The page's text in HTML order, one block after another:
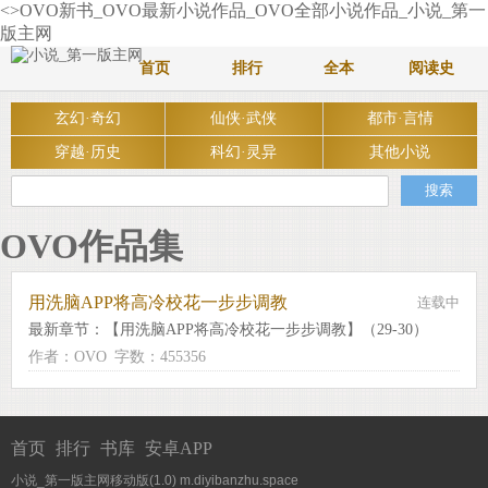
<>OVO新书_OVO最新小说作品_OVO全部小说作品_小说_第一
版主网
首页 排行 全本 阅读史
玄幻·奇幻 仙侠·武侠 都市·言情
穿越·历史 科幻·灵异 其他小说
OVO作品集
用洗脑APP将高冷校花一步步调教
连载中
最新章节：
【用洗脑APP将高冷校花一步步调教】（29-30）
作者：OVO 字数：455356
首页 排行 书库 安卓APP
小说_第一版主网移动版(1.0) m.diyibanzhu.space